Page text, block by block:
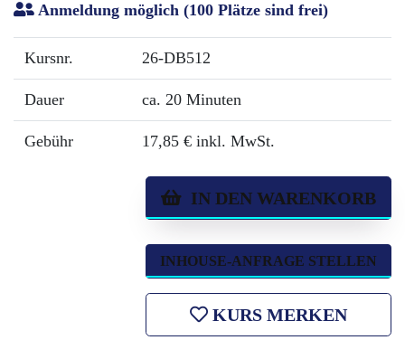
Anmeldung möglich (100 Plätze sind frei)
Kursnr. 26-DB512
Dauer ca. 20 Minuten
Gebühr 17,85 € inkl. MwSt.
IN DEN WARENKORB
INHOUSE-ANFRAGE STELLEN
KURS MERKEN